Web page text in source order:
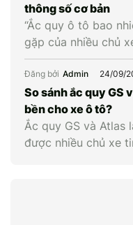
chết? Hãy […]
thông số cơ bản
“Ắc quy ô tô bao
gặp của nhiều chủ
trạng bình hay cân
điện áp cùng các
chủ động kiểm tra,
tô kịp […]
Đăng bởi Admin 24/09/
So sánh ắc quy GS
bền cho xe ô tô?
Ắc quy GS và Atlas
được nhiều chủ xe